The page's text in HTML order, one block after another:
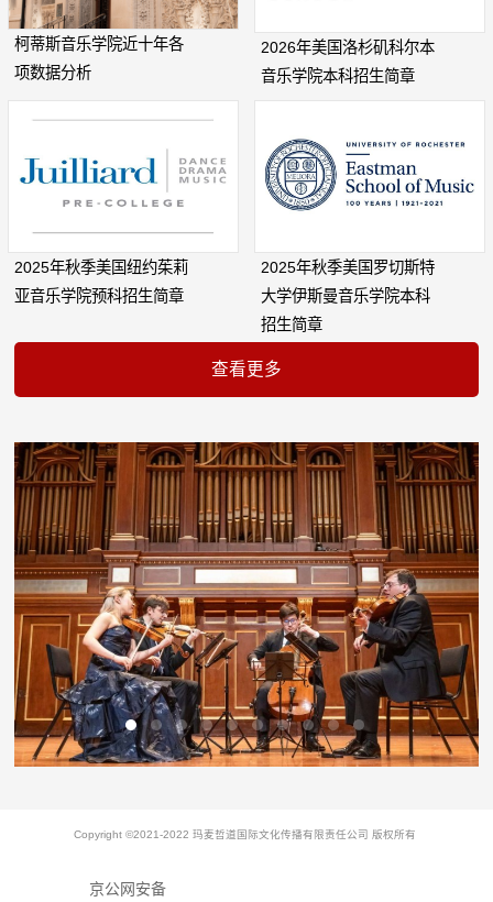
柯蒂斯音乐学院近十年各
项数据分析
2026年美国洛杉矶科尔本
音乐学院本科招生简章
2025年秋季美国纽约茱莉
亚音乐学院预科招生简章
2025年秋季美国罗切斯特
大学伊斯曼音乐学院本科
招生简章
Copyright ©2021-2022 玛麦哲道国际文化传播有限责任公司 版权所有
京公网安备